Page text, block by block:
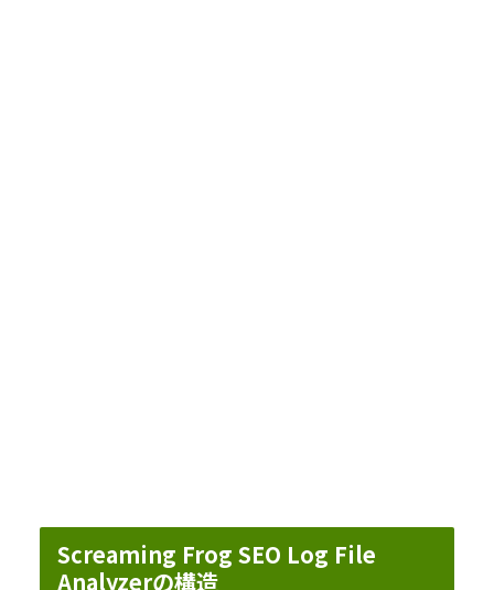
Screaming Frog SEO Log File
Analyzerの構造